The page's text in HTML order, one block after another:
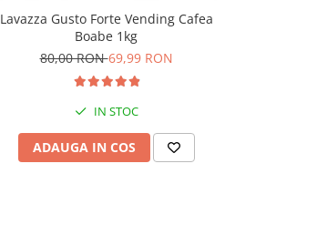
Lavazza Gusto Forte Vending Cafea
Boabe 1kg
80,00 RON69,99 RON
IN STOC
ADAUGA IN COS